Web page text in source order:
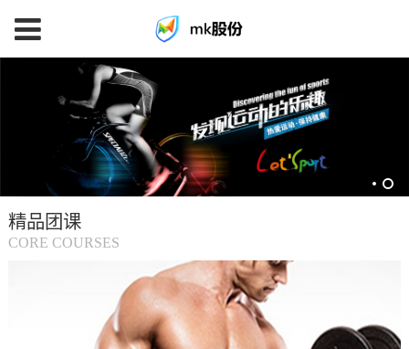
育
(中
精品团课
CORE COURSES